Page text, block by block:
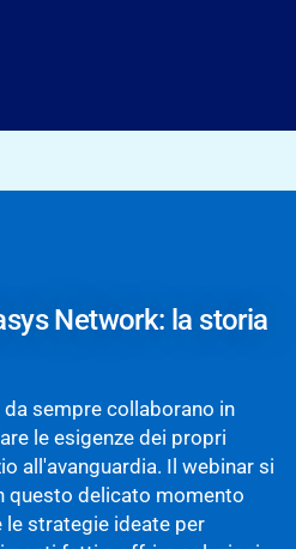
Network: la storia
sempre collaborano in
le esigenze dei propri
all'avanguardia. Il webinar si
questo delicato momento
strategie ideate per